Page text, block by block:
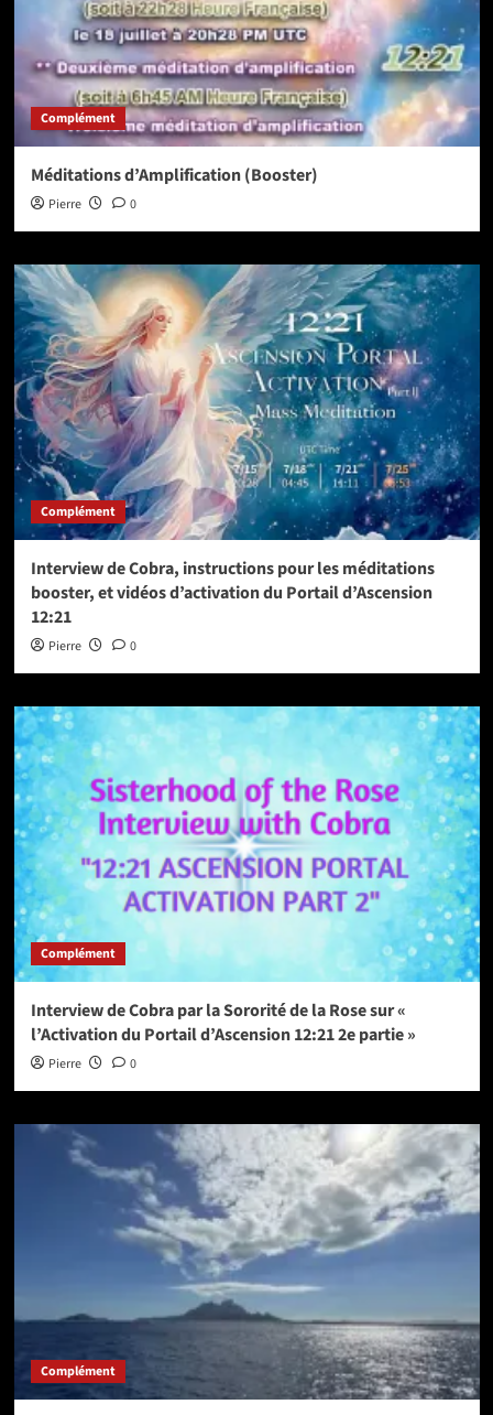
Complément
Méditations d’Amplification (Booster)
Pierre 0
Complément
Interview de Cobra, instructions pour les méditations
booster, et vidéos d’activation du Portail d’Ascension
12:21
Pierre 0
Complément
Interview de Cobra par la Sororité de la Rose sur «
l’Activation du Portail d’Ascension 12:21 2e partie »
Pierre 0
Complément